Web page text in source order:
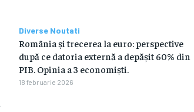
Diverse Noutati
România și trecerea la euro: perspective
după ce datoria externă a depășit 60% din
PIB. Opinia a 3 economiști.
18 februarie 2026